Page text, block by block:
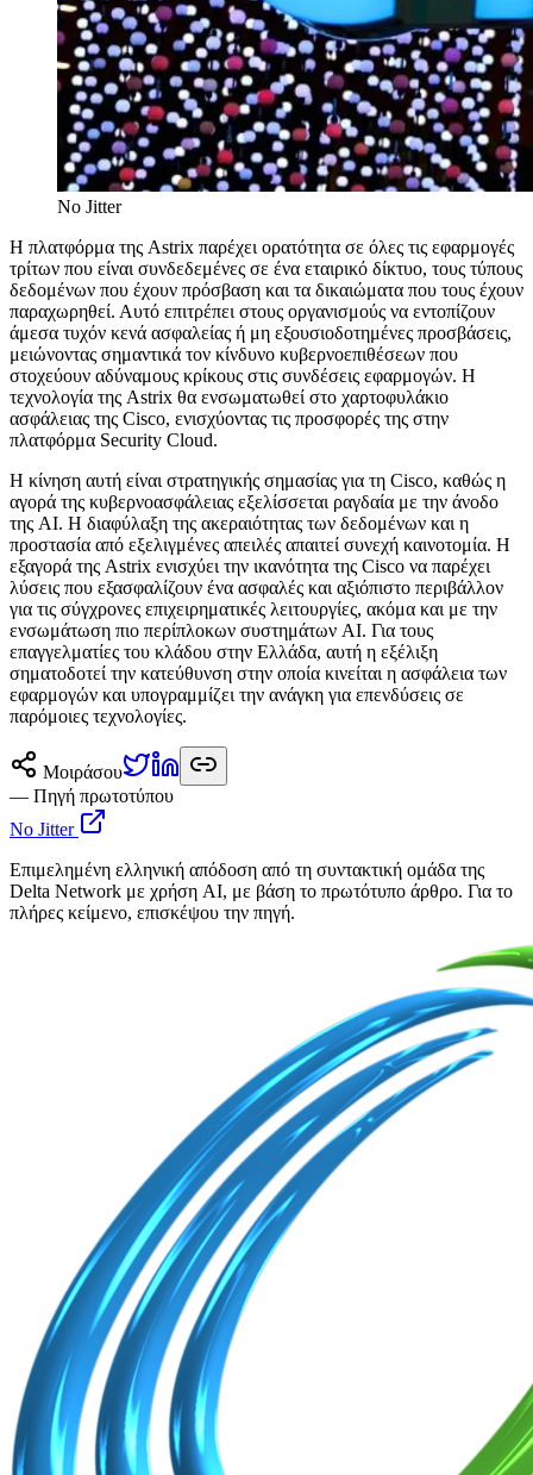
No Jitter
Η πλατφόρμα της Astrix παρέχει ορατότητα σε όλες τις εφαρμογές
τρίτων που είναι συνδεδεμένες σε ένα εταιρικό δίκτυο, τους τύπους
δεδομένων που έχουν πρόσβαση και τα δικαιώματα που τους έχουν
παραχωρηθεί. Αυτό επιτρέπει στους οργανισμούς να εντοπίζουν
άμεσα τυχόν κενά ασφαλείας ή μη εξουσιοδοτημένες προσβάσεις,
μειώνοντας σημαντικά τον κίνδυνο κυβερνοεπιθέσεων που
στοχεύουν αδύναμους κρίκους στις συνδέσεις εφαρμογών. Η
τεχνολογία της Astrix θα ενσωματωθεί στο χαρτοφυλάκιο
ασφάλειας της Cisco, ενισχύοντας τις προσφορές της στην
πλατφόρμα Security Cloud.
Η κίνηση αυτή είναι στρατηγικής σημασίας για τη Cisco, καθώς η
αγορά της κυβερνοασφάλειας εξελίσσεται ραγδαία με την άνοδο
της AI. Η διαφύλαξη της ακεραιότητας των δεδομένων και η
προστασία από εξελιγμένες απειλές απαιτεί συνεχή καινοτομία. Η
εξαγορά της Astrix ενισχύει την ικανότητα της Cisco να παρέχει
λύσεις που εξασφαλίζουν ένα ασφαλές και αξιόπιστο περιβάλλον
για τις σύγχρονες επιχειρηματικές λειτουργίες, ακόμα και με την
ενσωμάτωση πιο περίπλοκων συστημάτων AI. Για τους
επαγγελματίες του κλάδου στην Ελλάδα, αυτή η εξέλιξη
σηματοδοτεί την κατεύθυνση στην οποία κινείται η ασφάλεια των
εφαρμογών και υπογραμμίζει την ανάγκη για επενδύσεις σε
παρόμοιες τεχνολογίες.
Μοιράσου
— Πηγή πρωτοτύπου
No Jitter
Επιμελημένη ελληνική απόδοση από τη συντακτική ομάδα της
Delta Network με χρήση AI, με βάση το πρωτότυπο άρθρο. Για το
πλήρες κείμενο, επισκέψου την πηγή.